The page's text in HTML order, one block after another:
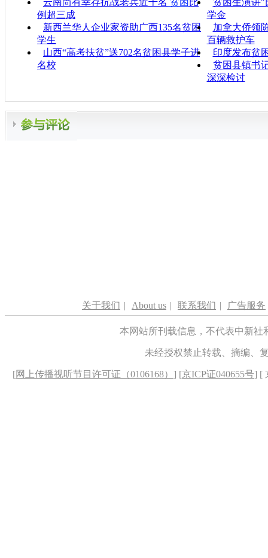
例超三成
学金
新西兰华人企业家资助广西135名贫困
学生
加拿大侨领
百辆救护车
山西“高考扶贫”送702名贫困县学子进
名校
印度发布贫
贫困县镇书
深深检讨
关于我们 | About us | 联系我们 | 广告服务
本网站所刊载信息，不代表中新
未经授权禁止转载、摘编、
[网上传播视听节目许可证（0106168） ] [京ICP证040655号] [